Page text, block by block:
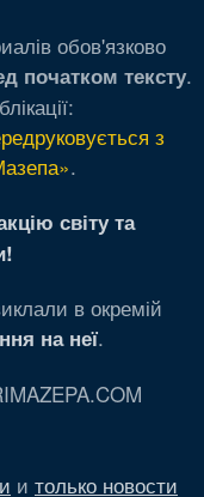
обов'язково
початком тексту.
з
.
світу та
в окремій
на неї.
и только новости